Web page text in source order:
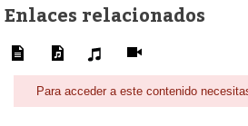
Enlaces relacionados
Para acceder a este contenido